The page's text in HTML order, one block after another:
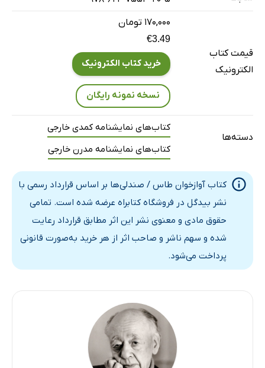
قیمت کتاب
الکترونیک
۱۷۰,۰۰۰ تومان
€3.49
خرید کتاب الکترونیک
نسخه نمونه رایگان
دسته‌ها
کتاب‌های نمایشنامه کمدی خارجی
کتاب‌های نمایشنامه مدرن خارجی
کتاب آوازخوان طاس / صندلی‌ها بر اساس قرارداد رسمی با
نشر بیدگل در فروشگاه کتابراه عرضه شده است. تمامی
حقوق مادی و معنوی نشر این اثر مطابق قرارداد رعایت
شده و سهم ناشر و صاحب اثر از هر خرید به‌صورت قانونی
پرداخت می‌شود.